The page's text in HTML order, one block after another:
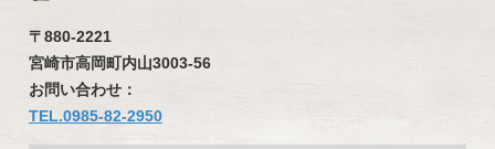
〒880-2221
宮崎市高岡町内山3003-56
お問い合わせ：
TEL.0985-82-2950